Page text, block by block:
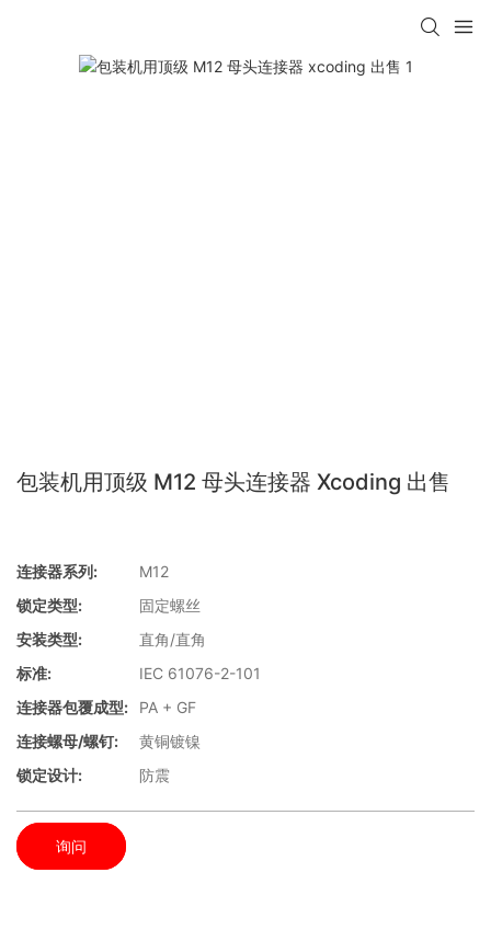
包装机用顶级 M12 母头连接器 Xcoding 出售
连接器系列:
M12
锁定类型:
固定螺丝
安装类型:
直角/直角
标准:
IEC 61076-2-101
连接器包覆成型:
PA + GF
连接螺母/螺钉:
黄铜镀镍
锁定设计:
防震
询问